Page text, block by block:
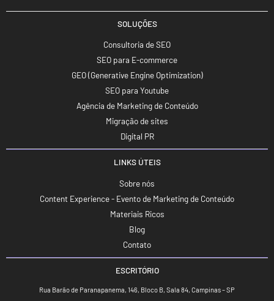
SOLUÇÕES
Consultoria de SEO
SEO para E-commerce
GEO (Generative Engine Optimization)
SEO para Youtube
Agência de Marketing de Conteúdo
Migração de sites
Digital PR
LINKS ÚTEIS
Sobre nós
Content Experience - Evento de Marketing de Conteúdo
Materiais Ricos
Blog
Contato
ESCRITÓRIO
Rua Barão de Paranapanema, 146, Bloco B, Sala 84, Campinas – SP